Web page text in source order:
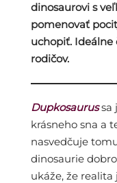
dinosaurovi s
pomenovať
uchopiť. Ideálne
rodičov.
Dupkosaurussa
krásneho sna a
nasvedčuje
dinosaurie
ukáže, že